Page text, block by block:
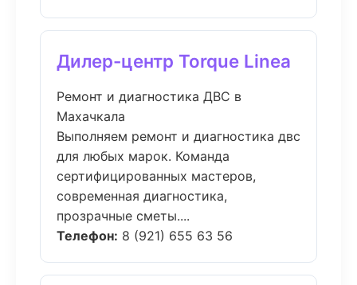
Дилер-центр Torque Linea
Ремонт и диагностика ДВС в
Махачкала
Выполняем ремонт и диагностика двс
для любых марок. Команда
сертифицированных мастеров,
современная диагностика,
прозрачные сметы....
Телефон: 8 (921) 655 63 56